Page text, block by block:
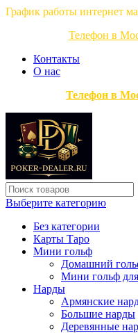
График работы интернет
Телефон в
Контакты
О нас
Телефон в
Выберите категорию
Без категории
Карты Таро
Мини гольф
Домашний
Мини гольф
Нарды
Армянские
Большие нарды
Деревянные